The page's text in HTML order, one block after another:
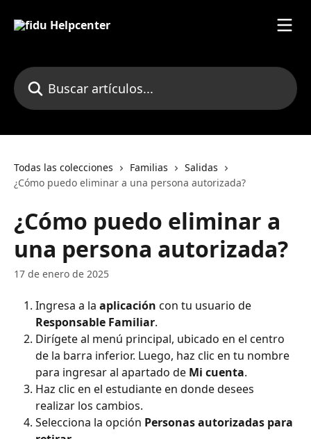
Buscar artículos...
Todas las colecciones Familias
Salidas
¿Cómo puedo eliminar a una persona autorizada?
¿Cómo puedo eliminar a
una persona autorizada?
17 de enero de 2025
Ingresa a la aplicación con tu usuario de
Responsable Familiar.
Dirígete al menú principal, ubicado en el centro
de la barra inferior. Luego, haz clic en tu nombre
para ingresar al apartado de Mi cuenta.
Haz clic en el estudiante en donde desees
realizar los cambios.
Selecciona la opción Personas autorizadas para